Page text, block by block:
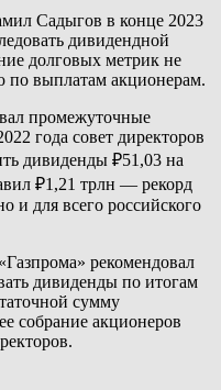
Садыгов в конце 2023
дивидендной
долговых метрик не
по выплатам акционерам.
промежуточные
года совет директоров
дивиденды ₽51,03 на
₽1,21 трлн — рекорд
и для всего российского
рекомендовал
дивиденды по итогам
сумму
собрание акционеров